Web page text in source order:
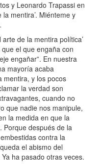
y Leonardo Trapassi en
mentira’. Miénteme y
de la mentira política’
el que engaña con
engañar”. En nuestra
mayoría acaba
mentira, y los pocos
la verdad son
cuando no
que nadie nos manipule,
la medida en que la
Porque después de la
contra la
el abismo del
ha pasado otras veces.